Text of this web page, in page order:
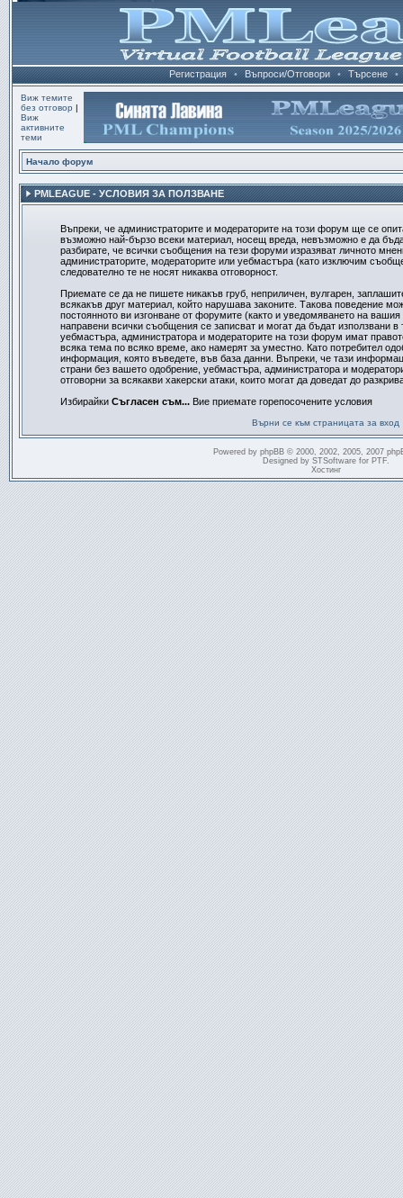
Регистрация • Въпроси/Отговори • Търсене •
Виж темите
без отговор |
Виж
активните
теми
Начало форум
PMLEAGUE - УСЛОВИЯ ЗА ПОЛЗВАНЕ
Въпреки, че администраторите и модераторите на този форум ще се
възможно най-бързо всеки материал, носещ вреда, невъзможно е да
разбирате, че всички съобщения на тези форуми изразяват личното
администраторите, модераторите или уебмастъра (като изключим
следователно те не носят никаква отговорност.
Приемате се да не пишете никакъв груб, неприличен, вулгарен,
всякакъв друг материал, който нарушава законите. Такова поведение
постоянното ви изгонване от форумите (както и уведомяването на вашия
направени всички съобщения се записват и могат да бъдат използвани
уебмастъра, администратора и модераторите на този форум имат
всяка тема по всяко време, ако намерят за уместно. Като потребител
информация, която въведете, във база данни. Въпреки, че тази
страни без вашето одобрение, уебмастъра, администратора и
отговорни за всякакви хакерски атаки, които могат да доведат до
Избирайки Съгласен съм...Вие приемате горепосочените условия
Върни се към страницата за вход
Powered by phpBB© 2000, 2002, 2005, 2007
Designed by STSoftwarefor PTF.
Хостинг